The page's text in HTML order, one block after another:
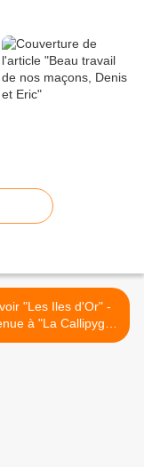
"Les Iles d'Or" -
à "La Callipyge"
>